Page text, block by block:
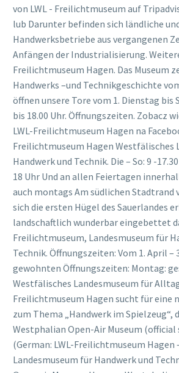
von LWL - Freilichtmuseum auf
lub Darunter befinden sich ländliche
Handwerksbetriebe aus vergangenen
Anfängen der Industrialisierung.
Freilichtmuseum Hagen. Das Museum
Handwerks –und Technikgeschichte
öffnen unsere Tore vom 1. Dienstag bis
bis 18.00 Uhr. Öffnungszeiten. Zobacz
LWL-Freilichtmuseum Hagen na
Freilichtmuseum Hagen Westfälisches
Handwerk und Technik. Die – So: 9 -
18 Uhr Und an allen Feiertagen
auch montags Am südlichen Stadtrand
sich die ersten Hügel des Sauerlandes
landschaftlich wunderbar eingebettet
Freilichtmuseum, Landesmuseum für
Technik. Öffnungszeiten: Vom 1. April –
gewohnten Öffnungszeiten: Montag:
Westfälisches Landesmuseum für
Freilichtmuseum Hagen sucht für eine
zum Thema „Handwerk im Spielzeug“,
Westphalian Open-Air Museum (official
(German: LWL-Freilichtmuseum Hagen
Landesmuseum für Handwerk und